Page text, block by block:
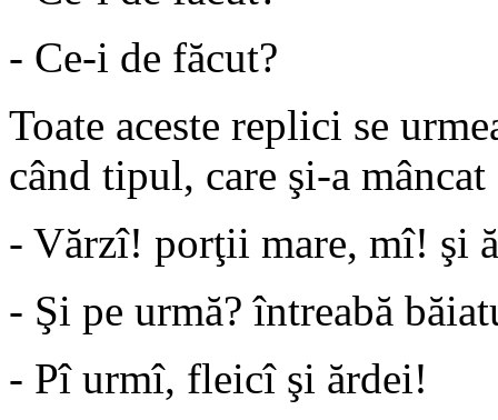
- Ce-i de făcut?
Toate aceste replici se
când tipul, care şi-a
- Vărzî! porţii mare, mî! şi
- Şi pe urmă? întreabă
- Pî urmî, fleicî şi ărdei!